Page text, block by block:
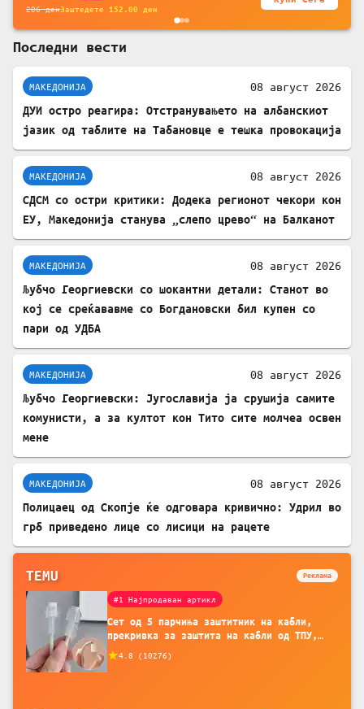
206денЗаштедете 152.00 ден
Последни вести
МАКЕДОНИЈА 08 август 2026
ДУИ остро реагира: Отстранувањето на албанскиот
јазик од таблите на Табановце е тешка провокација
МАКЕДОНИЈА 08 август 2026
СДСМ со остри критики: Додека регионот чекори кон
ЕУ, Македонија станува „слепо црево“ на Балканот
МАКЕДОНИЈА 08 август 2026
Љубчо Георгиевски со шокантни детали: Станот во
кој се среќававме со Богдановски бил купен со
пари од УДБА
МАКЕДОНИЈА 08 август 2026
Љубчо Георгиевски: Југославија ја срушија самите
комунисти, а за култот кон Тито сите молчеа освен
мене
МАКЕДОНИЈА 08 август 2026
Полицаец од Скопје ќе одговара кривично: Удрил во
грб приведено лице со лисици на рацете
TEMU Реклама
#1 Најпродаван артикл
Сет од 5 парчиња заштитник на кабли,
прекривка за заштита на кабли од ТПУ,
додатоци за заштита на кабли, без
батерија, за мобилни телефони, комплет
4.8 ( 10276)